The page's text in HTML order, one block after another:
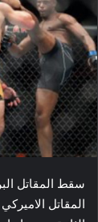
سقط المقاتل
المقاتل